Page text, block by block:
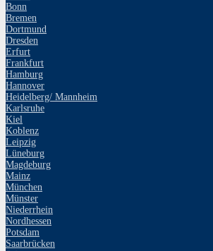
Bonn
Bremen
Dortmund
Dresden
Erfurt
Frankfurt
Hamburg
Hannover
Heidelberg/ Mannheim
Karlsruhe
Kiel
Koblenz
Leipzig
Lüneburg
Magdeburg
Mainz
München
Münster
Niederrhein
Nordhessen
Potsdam
Saarbrücken